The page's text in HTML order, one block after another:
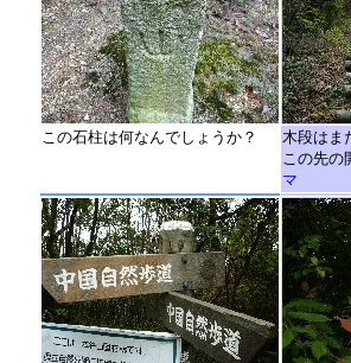
この石柱は何なんでしょうか？
木段はま
この先の
マ